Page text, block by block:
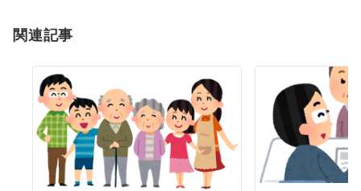
ン
関連記事